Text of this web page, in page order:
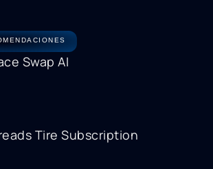
Swap AI
Tire Subscription